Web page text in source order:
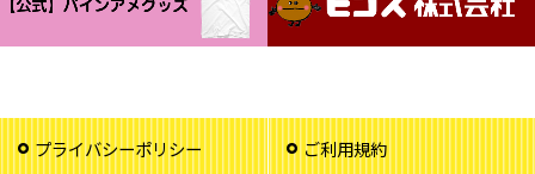
プライバシーポリシー ご利用規約